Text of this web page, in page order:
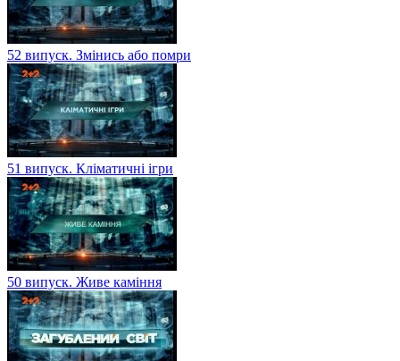
52 випуск. Змінись або помри
51 випуск. Кліматичні ігри
50 випуск. Живе каміння